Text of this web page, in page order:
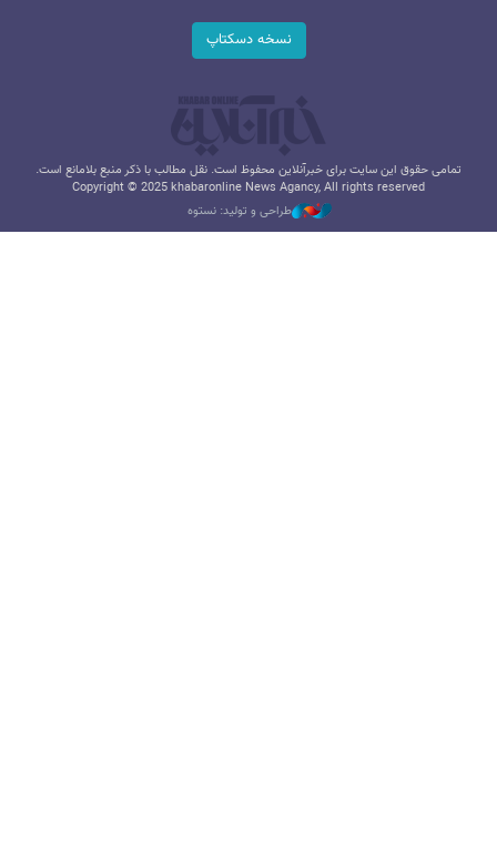
نسخه دسکتاپ
تمامی حقوق این سایت برای خبرآنلاین محفوظ است. نقل مطالب با ذکر منبع بلامانع است.
Copyright © 2025 khabaronline News Agancy, All rights reserved
طراحی و تولید: نستوه